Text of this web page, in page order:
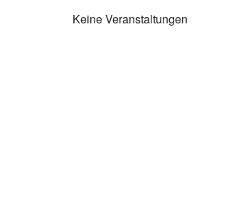
Keine Veranstaltungen